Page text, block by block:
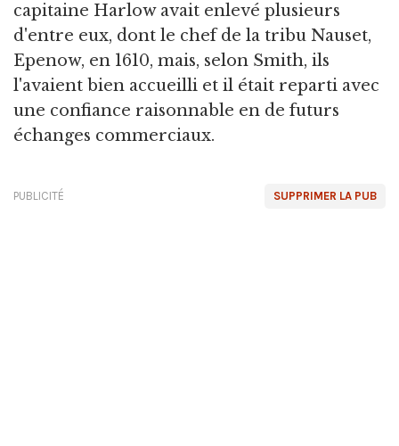
capitaine Harlow avait enlevé plusieurs
d'entre eux, dont le chef de la tribu Nauset,
Epenow, en 1610, mais, selon Smith, ils
l'avaient bien accueilli et il était reparti avec
une confiance raisonnable en de futurs
échanges commerciaux.
SUPPRIMER LA PUB
PUBLICITÉ